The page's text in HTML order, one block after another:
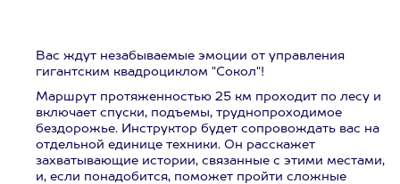
Вас ждут незабываемые эмоции от управления
гигантским квадроциклом "Сокол"!
Маршрут протяженностью 25 км проходит по лесу и
включает спуски, подъемы, труднопроходимое
бездорожье. Инструктор будет сопровождать вас на
отдельной единице техники. Он расскажет
захватывающие истории, связанные с этими местами,
и, если понадобится, поможет пройти сложные